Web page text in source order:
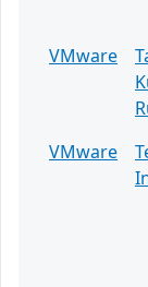
VMware
VMware